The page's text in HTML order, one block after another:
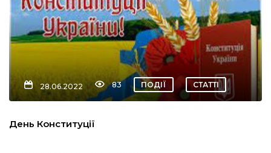
28.06.2022 83 ПОДІЇ СТАТТІ
День Конституції